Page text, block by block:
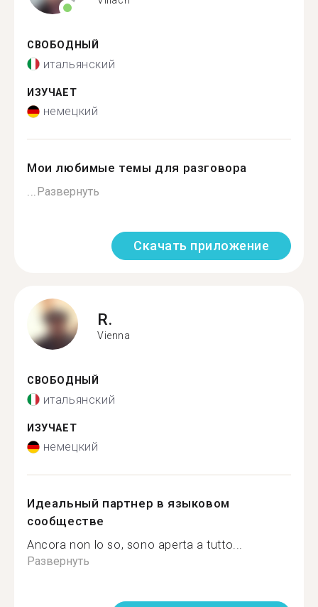
СВОБОДНЫЙ
итальянский
ИЗУЧАЕТ
немецкий
Мои любимые темы для разговора
...Развернуть
Скачать приложение
R.
Vienna
СВОБОДНЫЙ
итальянский
ИЗУЧАЕТ
немецкий
Идеальный партнер в языковом
сообществе
Ancora non lo so, sono aperta a tutto...
Развернуть